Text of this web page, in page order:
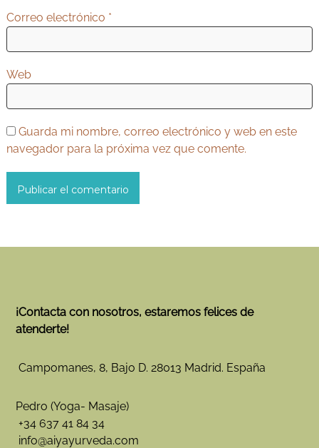
a
s
Correo electrónico *
Web
Guarda mi nombre, correo electrónico y web en este
navegador para la próxima vez que comente.
¡Contacta con nosotros, estaremos felices de
atenderte!
Campomanes, 8, Bajo D. 28013 Madrid. España
Pedro (Yoga- Masaje)
+34 637 41 84 34
info@aiyayurveda.com